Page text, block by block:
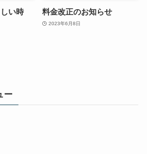
い時
料金改正のお知らせ
2023年6月8日
ー